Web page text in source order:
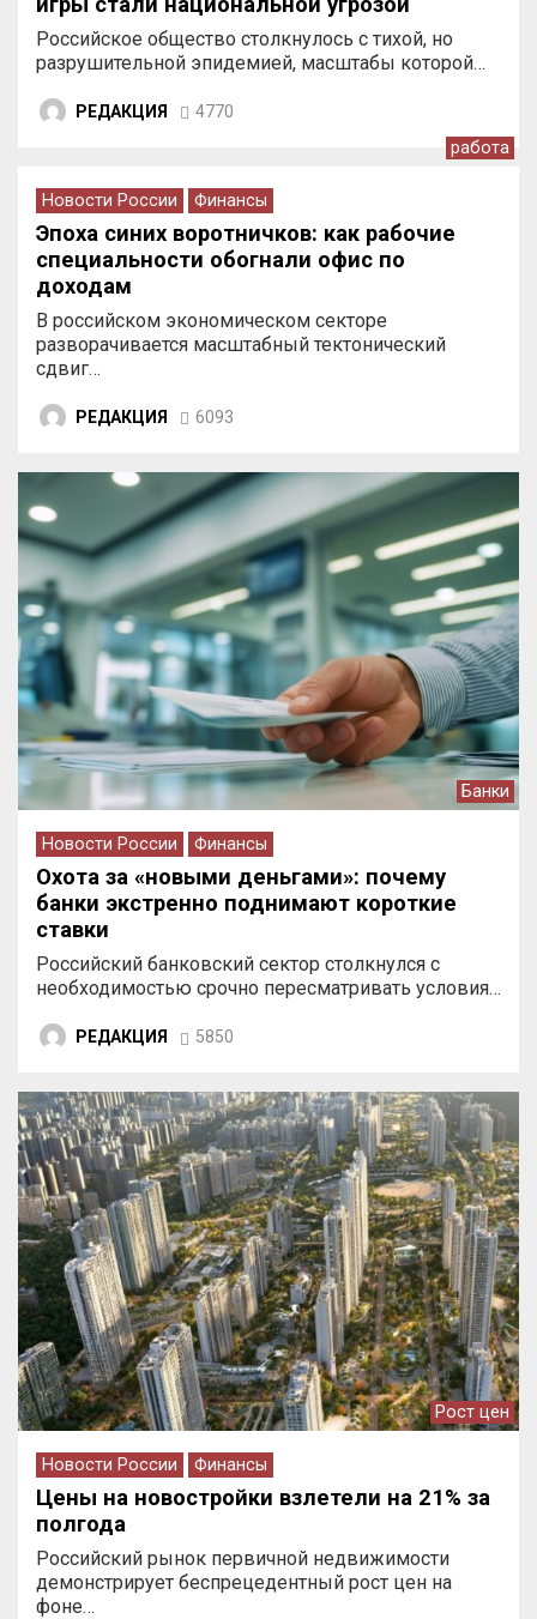
Российское общество столкнулось с тихой, но
разрушительной эпидемией, масштабы которой…
РЕДАКЦИЯ 4770
работа
Новости России Финансы
Эпоха синих воротничков: как рабочие
специальности обогнали офис по
доходам
В российском экономическом секторе
разворачивается масштабный тектонический
сдвиг…
РЕДАКЦИЯ 6093
Банки
Новости России Финансы
Охота за «новыми деньгами»: почему
банки экстренно поднимают короткие
ставки
Российский банковский сектор столкнулся с
необходимостью срочно пересматривать условия…
РЕДАКЦИЯ 5850
Рост цен
Новости России Финансы
Цены на новостройки взлетели на 21% за
полгода
Российский рынок первичной недвижимости
демонстрирует беспрецедентный рост цен на
фоне…